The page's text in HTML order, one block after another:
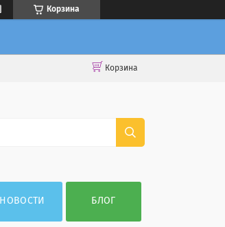
Корзина
Корзина
НОВОСТИ БЛОГ